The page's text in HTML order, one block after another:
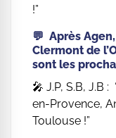
!”
💬 Après
Clermont de
sont les
🎤 J.P, S.B, J.B
en-Provence,
Toulouse !”